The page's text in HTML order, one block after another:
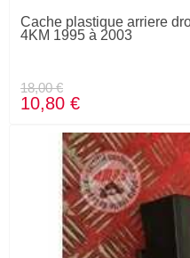
Cache plastique arriere
4KM 1995 à 2003
18,00 €
10,80 €